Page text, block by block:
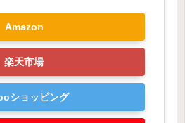
Amazon
楽天市場
ショッピング